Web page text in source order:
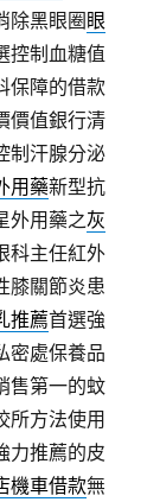
除黑眼圈 眼
控制血糖值
保障的借款
價值銀行清
制汗腺分泌
用藥新型抗
外用藥之灰
科主任紅外
膝關節炎患
推薦首選強
密處保養品
售第一的蚊
所方法使用
力推薦的皮
機車借款無